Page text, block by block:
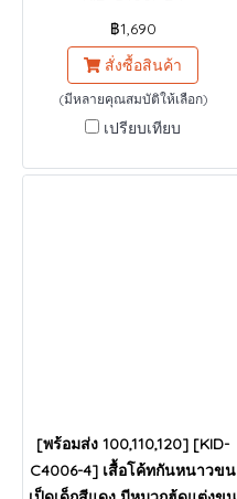
฿1,690
สั่งซื้อสินค้า
(มีหลายคุณสมบัติให้เลือก)
เปรียบเทียบ
[พร้อมส่ง 100,110,120] [KID-
C4006-4] เสื้อโค้ทกันหนาวขน